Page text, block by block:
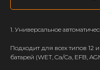
1. Универсальное
Подходит для всех типов 12
батарей (WET, Ca/Ca, EFB,